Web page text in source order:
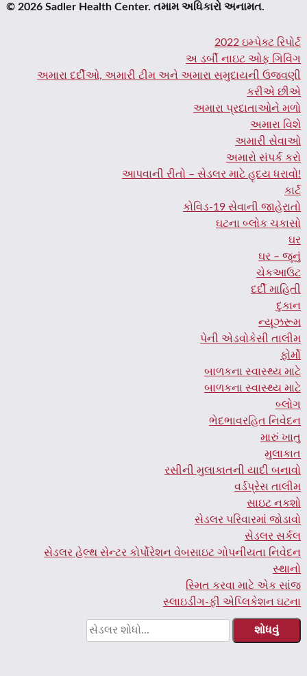
© 2026 Sadler Health Center. તમામ અધિકારો અનામત.
2022 ઇમ્પેક્ટ રિપોર્ટ
અ ડર્બી નાઇટ ઓફ ગિવિંગ
અમારા દર્દીઓ, અમારી ટીમ અને અમારા સમુદાયની ઉજવણી
કરીએ છીએ
અમારા પ્રદાતાઓને મળો
અમારા વિશે
અમારી સેવાઓ
અમારો સંપર્ક કરો
આપવાની રીતો – સેડલર માટે હૃદય ધરાવો!
કાર્ટ
કોવિડ-19 સેવાની જાહેરાતો
ઘટના બ્લોક ચકાસો
ઘર
ઘર – જૂનું
ચેકઆઉટ
દર્દી માહિતી
દુકાન
ન્યૂઝરૂમ
પેની એડવોકેસી તાલીમ
ફોર્મો
બાળકના સ્વાસ્થ્ય માટે
બાળકના સ્વાસ્થ્ય માટે
બ્લોગ
ભેદભાવરહિત નિવેદન
મારું ખાતુ
મુલાકાત
રસીની મુલાકાતની યાદી બનાવો
વર્ડપ્રેસ તાલીમ
સાઇટ નકશો
સેડલર પરિવારમાં જોડાવો
સેડલર સર્કલ
સેડલર હેલ્થ સેન્ટર કોર્પોરેશન વેબસાઇટ ગોપનીયતા નિવેદન
સ્થાનો
સ્મિત કરવા માટે એક સાંજ
સ્લાઇડીંગ-ફી એપ્લિકેશન ઘટના
આના
માટે